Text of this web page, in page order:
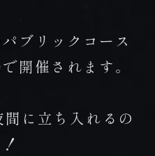
ブリックコース
開催されます。
に立ち入れるの